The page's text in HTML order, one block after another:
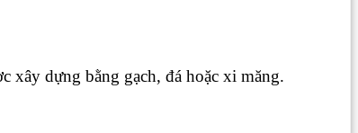
xây dựng bằng gạch, đá hoặc xi măng.